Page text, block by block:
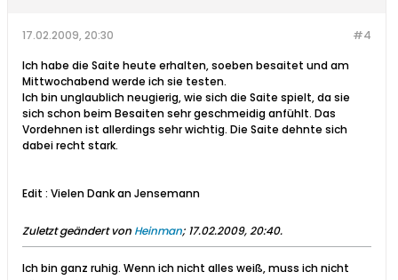
#4
17.02.2009, 20:30
Ich habe die Saite heute erhalten, soeben besaitet und am
Mittwochabend werde ich sie testen.
Ich bin unglaublich neugierig, wie sich die Saite spielt, da sie
sich schon beim Besaiten sehr geschmeidig anfühlt. Das
Vordehnen ist allerdings sehr wichtig. Die Saite dehnte sich
dabei recht stark.
Edit : Vielen Dank an Jensemann
Zuletzt geändert von Heinman; 17.02.2009, 20:40.
Ich bin ganz ruhig. Wenn ich nicht alles weiß, muss ich nicht